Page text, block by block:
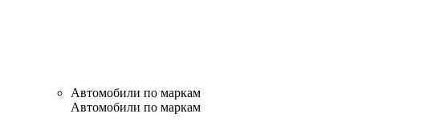
Автомобили по маркам
Автомобили по маркам